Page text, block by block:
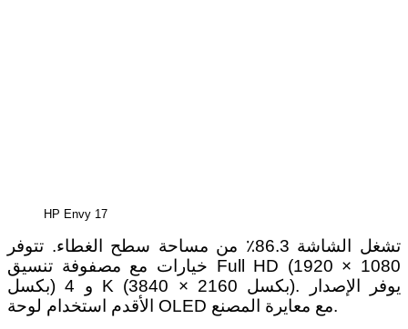
HP Envy 17
تشغل الشاشة 86.3٪ من مساحة سطح الغطاء. تتوفر
خيارات مع مصفوفة تنسيق Full HD (1920 × 1080
بكسل) و 4 K (3840 × 2160 بكسل). يوفر الإصدار
الأقدم استخدام لوحة OLED مع معايرة المصنع.